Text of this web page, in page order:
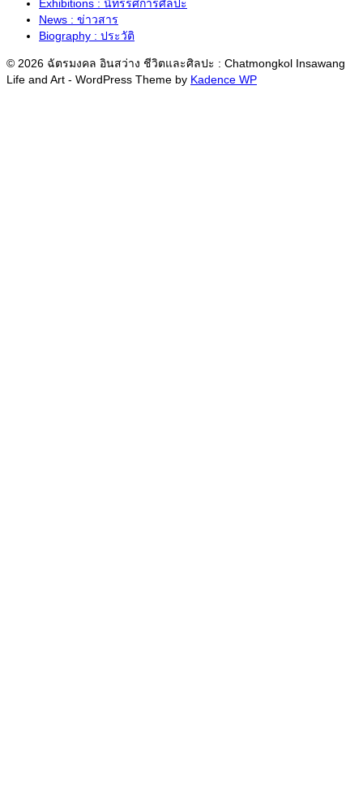
Exhibitions : นิทรรศการศิลปะ
News : ข่าวสาร
Biography : ประวัติ
© 2026 ฉัตรมงคล อินสว่าง ชีวิตและศิลปะ : Chatmongkol Insawang
Life and Art - WordPress Theme by Kadence WP